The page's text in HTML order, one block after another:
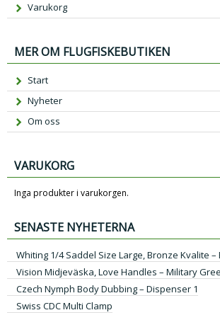
Varukorg
MER OM FLUGFISKEBUTIKEN
Start
Nyheter
Om oss
VARUKORG
Inga produkter i varukorgen.
SENASTE NYHETERNA
Whiting 1/4 Saddel Size Large, Bronze Kvalite
Vision Midjeväska, Love Handles – Military
Czech Nymph Body Dubbing – Dispenser 1
Swiss CDC Multi Clamp